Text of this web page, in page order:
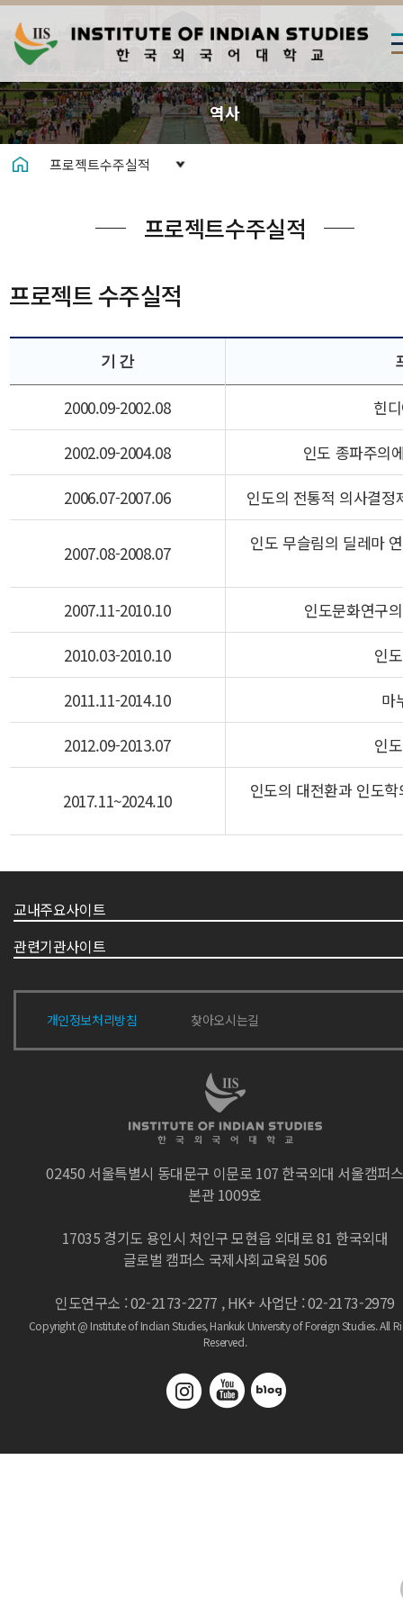
역사
프로젝트수주실적
프로젝트수주실적
프로젝트 수주실적
기 간
2000.09-2002.08
힌
2002.09-2004.08
인도 종파주의
2006.07-2007.06
인도의 전통적 의사결
2007.08-2008.07 인도 무슬림의 딜레마
2007.11-2010.10
인도문화연구
2010.03-2010.10
인
2011.11-2014.10
마
2012.09-2013.07
인
2017.11~2024.10
인도의 대전환과 인도
교내주요사이트
관련기관사이트
개인정보처리방침 찾아오시는길
02450 서울특별시 동대문구 이문로 107 한국외대 서울캠퍼스
본관 1009호
17035 경기도 용인시 처인구 모현읍 외대로 81 한국외대
글로벌 캠퍼스 국제사회교육원 506
인도연구소 : 02-2173-2277 , HK+ 사업단 : 02-2173-2979
Copyright @ Institute of Indian Studies, Hankuk University of Foreign Studies.All
Reserved.